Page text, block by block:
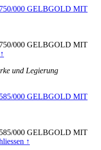
750/000 GELBGOLD MIT
750/000 GELBGOLD MIT
und Legierung
585/000 GELBGOLD MIT
585/000 GELBGOLD MIT
↑